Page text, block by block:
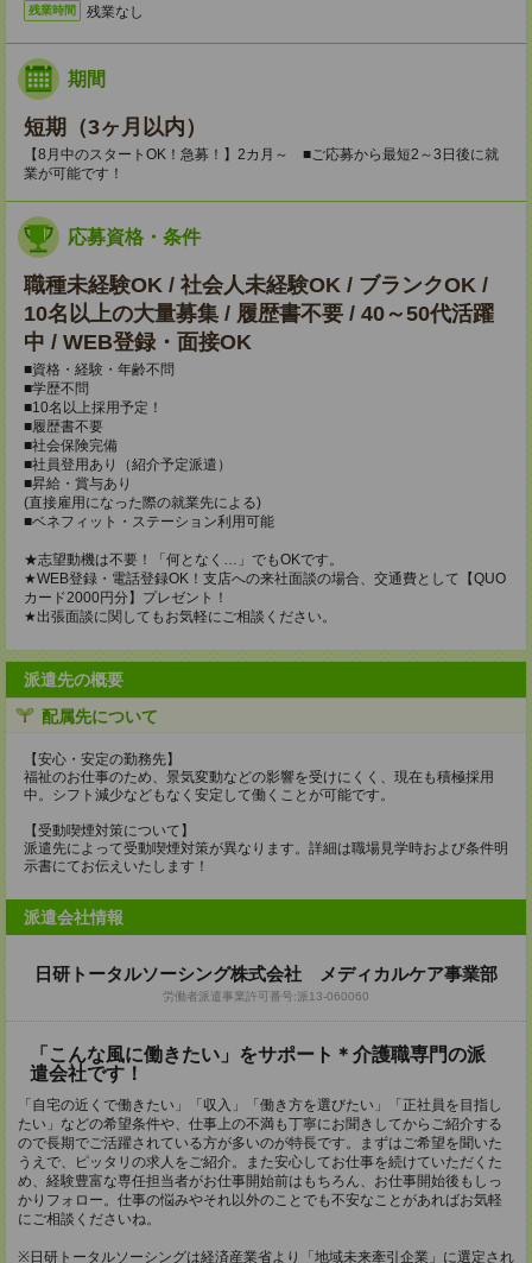
残業時間 残業なし
期間
短期（3ヶ月以内）
【8月中のスタートOK！急募！】2カ月～ ■ご応募から最短2～3日後に就
業が可能です！
応募資格・条件
職種未経験OK / 社会人未経験OK / ブランクOK /
10名以上の大量募集 / 履歴書不要 / 40～50代活躍
中 / WEB登録・面接OK
■資格・経験・年齢不問
■学歴不問
■10名以上採用予定！
■履歴書不要
■社会保険完備
■社員登用あり（紹介予定派遣）
■昇給・賞与あり
(直接雇用になった際の就業先による)
■ベネフィット・ステーション利用可能
★志望動機は不要！「何となく…」でもOKです。
★WEB登録・電話登録OK！支店への来社面談の場合、交通費として【QUO
カード2000円分】プレゼント！
★出張面談に関してもお気軽にご相談ください。
派遣先の概要
配属先について
【安心・安定の勤務先】
福祉のお仕事のため、景気変動などの影響を受けにくく、現在も積極採用
中。シフト減少などもなく安定して働くことが可能です。
【受動喫煙対策について】
派遣先によって受動喫煙対策が異なります。詳細は職場見学時および条件明
示書にてお伝えいたします！
派遣会社情報
日研トータルソーシング株式会社 メディカルケア事業部
労働者派遣事業許可番号:派13-060060
「こんな風に働きたい」をサポート＊介護職専門の派
遣会社です！
「自宅の近くで働きたい」「収入」「働き方を選びたい」「正社員を目指し
たい」などの希望条件や、仕事上の不満も丁寧にお聞きしてからご紹介する
ので長期でご活躍されている方が多いのが特長です。まずはご希望を聞いた
うえで、ピッタリの求人をご紹介。また安心してお仕事を続けていただくた
め、経験豊富な専任担当者がお仕事開始前はもちろん、お仕事開始後もしっ
かりフォロー。仕事の悩みやそれ以外のことでも不安なことがあればお気軽
にご相談くださいね。
※日研トータルソーシングは経済産業省より「地域未来牽引企業」に選定され